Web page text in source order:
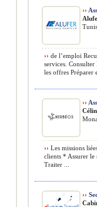
››
›› de l’emploi
services.
les offres Préparer
››
›› Les missions
clients * Assurer
Traiter ...
››